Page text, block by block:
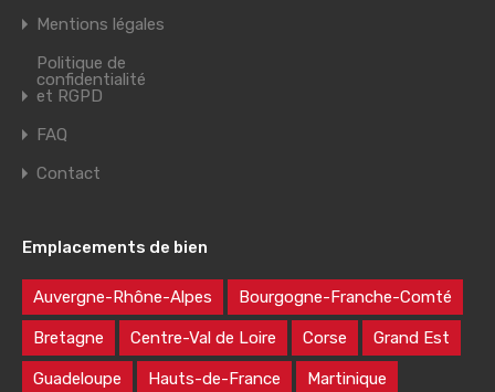
Mentions légales
Politique de
confidentialité
et RGPD
FAQ
Contact
Emplacements de bien
Auvergne-Rhône-Alpes Bourgogne-Franche-Comté
Bretagne Centre-Val de Loire Corse Grand Est
Guadeloupe Hauts-de-France Martinique